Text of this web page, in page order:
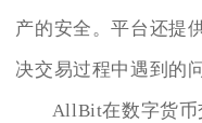
产的安全。平台还提
决交易过程中遇到的
AllBit在数字货币